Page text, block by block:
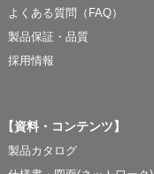
よくある質問（FAQ）
製品保証・品質
採用情報
【資料・コンテンツ】
製品カタログ